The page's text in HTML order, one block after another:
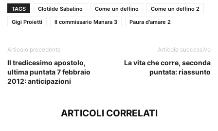
TAGS Clotilde Sabatino Come un delfino
Come un delfino 2
Gigi Proietti
Il commissario Manara 3 Paura d'amare 2
Articolo precedente
Il tredicesimo apostolo,
ultima puntata 7 febbraio
2012: anticipazioni
Articolo successivo
La vita che corre, seconda
puntata: riassunto
ARTICOLI CORRELATI